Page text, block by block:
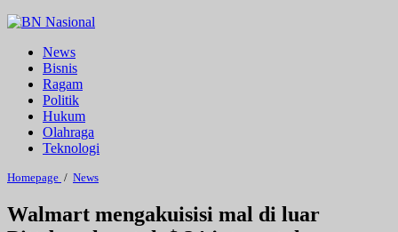
News
Bisnis
Ragam
Politik
Hukum
Olahraga
Teknologi
Homepage / NewsWalmart
di
Walmart mengakuisisi mal di luar